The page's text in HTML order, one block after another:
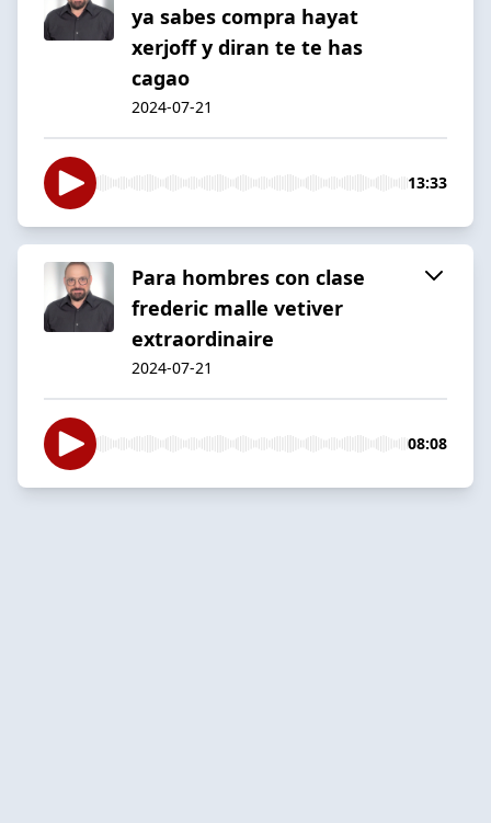
ya sabes compra hayat
xerjoff y diran te te has
cagao
2024-07-21
13:33
Para hombres con clase
frederic malle vetiver
extraordinaire
2024-07-21
08:08